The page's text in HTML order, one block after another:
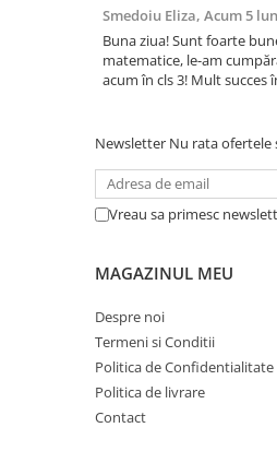
Smedoiu Eliza, Acum 5
Buna ziua! Sunt foarte
matematice, le-am
acum în cls 3! Mult succes
Newsletter Nu rata
Vreau sa primesc
MAGAZINUL MEU
Despre noi
Termeni si Conditii
Politica de Confidentialitate
Politica de livrare
Contact